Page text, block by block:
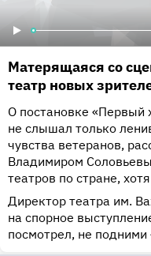
Матерящаяся со
театр новых
О постановке «Первый
не слышал только
чувства ветеранов,
Владимиром
театров по стране,
Директор театра им.
на спорное
посмотрел, не